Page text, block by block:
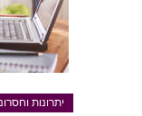
יתרונות